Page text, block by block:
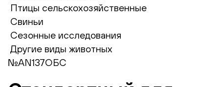
Птицы сельскохозяйственные
Свиньи
Сезонные исследования
Другие виды животных
№AN137ОБС